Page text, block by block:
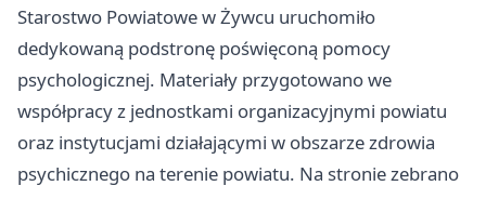
Starostwo Powiatowe w Żywcu uruchomiło
dedykowaną podstronę poświęconą pomocy
psychologicznej. Materiały przygotowano we
współpracy z jednostkami organizacyjnymi powiatu
oraz instytucjami działającymi w obszarze zdrowia
psychicznego na terenie powiatu. Na stronie zebrano